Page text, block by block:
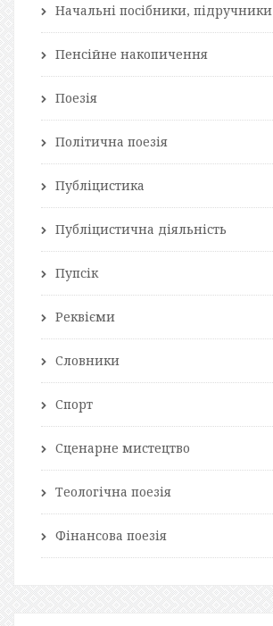
Начальні посібники, підручники
Пенсійне накопичення
Поезія
Політична поезія
Публіцистика
Публіцистична діяльність
Пупсік
Реквієми
Словники
Спорт
Сценарне мистецтво
Теологічна поезія
Фінансова поезія